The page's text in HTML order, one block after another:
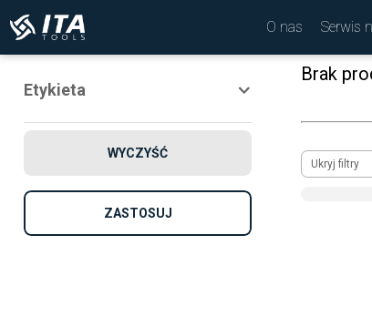
O nas Serwis
Etykieta
Nowość
WYCZYŚĆ
ZASTOSUJ
Brak
Ukryj filtry